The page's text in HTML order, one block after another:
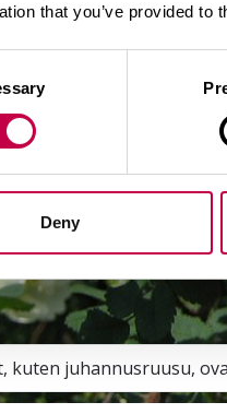
that you’ve provided to
Deny
kuten juhannusruusu,